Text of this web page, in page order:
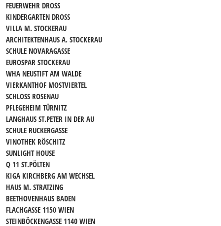
FEUERWEHR DROSS
KINDERGARTEN DROSS
VILLA M. STOCKERAU
ARCHITEKTENHAUS A. STOCKERAU
SCHULE NOVARAGASSE
EUROSPAR STOCKERAU
WHA NEUSTIFT AM WALDE
VIERKANTHOF MOSTVIERTEL
SCHLOSS ROSENAU
PFLEGEHEIM TÜRNITZ
LANGHAUS ST.PETER IN DER AU
SCHULE RUCKERGASSE
VINOTHEK RÖSCHITZ
SUNLIGHT HOUSE
Q 11 ST.PÖLTEN
KIGA KIRCHBERG AM WECHSEL
HAUS M. STRATZING
BEETHOVENHAUS BADEN
FLACHGASSE 1150 WIEN
STEINBÖCKENGASSE 1140 WIEN